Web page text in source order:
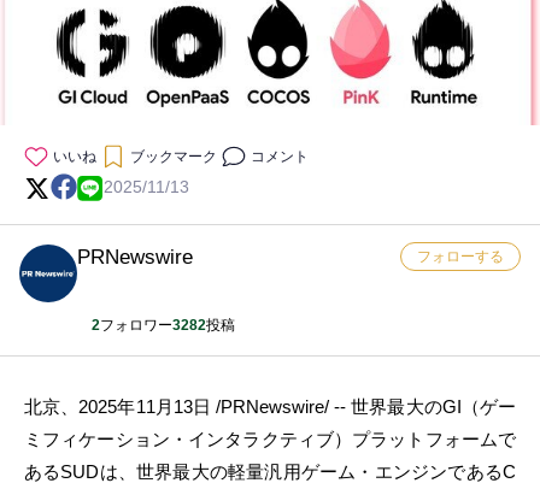
いいね ブックマーク コメント
2025/11/13
PRNewswire
2フォロワー3282投稿
フォローする
北京、 2025年11 月 13日 /PRNewswire/ --世界最大のGI （ゲー
ミフィケーション・インタラクティブ）プラットフォームで
あるSUDは、世界最大の軽量汎用ゲーム・エンジンであるC